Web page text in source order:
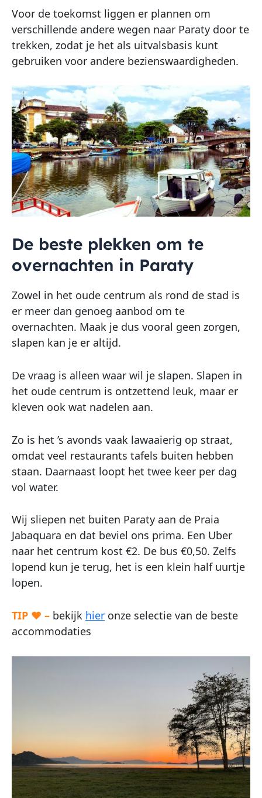
Voor de toekomst liggen er plannen om
verschillende andere wegen naar Paraty door te
trekken, zodat je het als uitvalsbasis kunt
gebruiken voor andere bezienswaardigheden.
De beste plekken om te
overnachten in Paraty
Zowel in het oude centrum als rond de stad is
er meer dan genoeg aanbod om te
overnachten. Maak je dus vooral geen zorgen,
slapen kan je er altijd.
De vraag is alleen waar wil je slapen. Slapen in
het oude centrum is ontzettend leuk, maar er
kleven ook wat nadelen aan.
Zo is het ’s avonds vaak lawaaierig op straat,
omdat veel restaurants tafels buiten hebben
staan. Daarnaast loopt het twee keer per dag
vol water.
Wij sliepen net buiten Paraty aan de Praia
Jabaquara en dat beviel ons prima. Een Uber
naar het centrum kost €2. De bus €0,50. Zelfs
lopend kun je terug, het is een klein half uurtje
lopen.
TIP ♥ – bekijk hier onze selectie van de beste
accommodaties